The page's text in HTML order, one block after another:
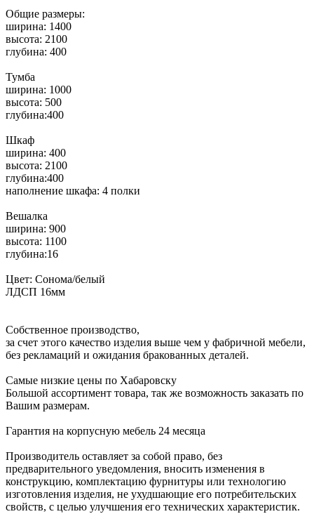
Общие размеры:
ширина: 1400
высота: 2100
глубина: 400
Тумба
ширина: 1000
высота: 500
глубина:400
Шкаф
ширина: 400
высота: 2100
глубина:400
наполнение шкафа: 4 полки
Вешалка
ширина: 900
высота: 1100
глубина:16
Цвет: Сонома/белый
ЛДСП 16мм
Собственное производство,
за счет этого качество изделия выше чем у фабричной мебели,
без рекламаций и ожидания бракованных деталей.
Самые низкие цены по Хабаровску
Большой ассортимент товара, так же возможность заказать по
Вашим размерам.
Гарантия на корпусную мебель 24 месяца
Производитель оставляет за собой право, без
предварительного уведомления, вносить изменения в
конструкцию, комплектацию фурнитуры или технологию
изготовления изделия, не ухудшающие его потребительских
свойств, с целью улучшения его технических характеристик.